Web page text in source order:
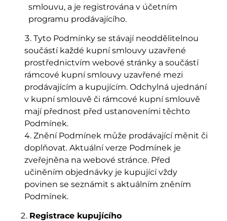
smlouvu, a je registrována v účetním
programu prodávajícího.
Tyto Podmínky se stávají neoddělitelnou
součástí každé kupní smlouvy uzavřené
prostřednictvím webové stránky a součástí
rámcové kupní smlouvy uzavřené mezi
prodávajícím a kupujícím. Odchylná ujednání
v kupní smlouvě či rámcové kupní smlouvě
mají přednost před ustanoveními těchto
Podmínek.
Znění Podmínek může prodávající měnit či
doplňovat. Aktuální verze Podmínek je
zveřejněna na webové stránce. Před
učiněním objednávky je kupující vždy
povinen se seznámit s aktuálním zněním
Podmínek.
Registrace kupujícího